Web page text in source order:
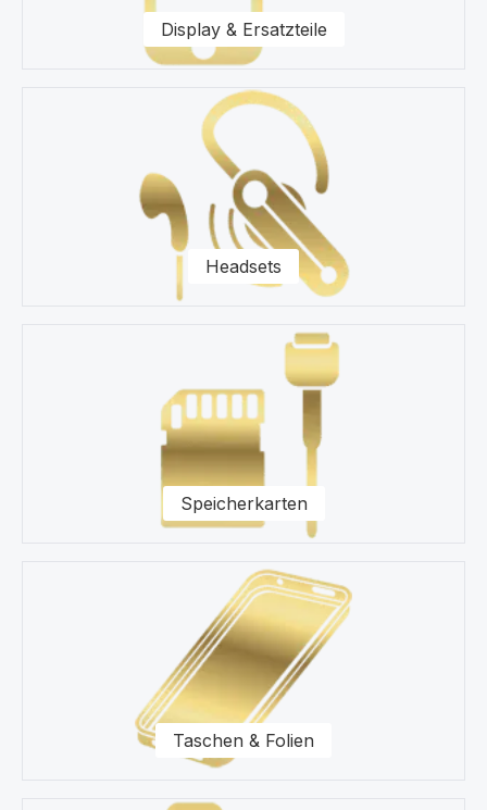
Pro GR83Y, GEC77, GWVK6 Smartphone zur Seite.
Display & Ersatzteile
Headsets
Speicherkarten
Taschen & Folien